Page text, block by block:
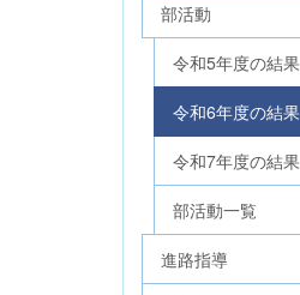
部活動
令和5年度の結果
令和6年度の結果
令和7年度の結果
部活動一覧
進路指導